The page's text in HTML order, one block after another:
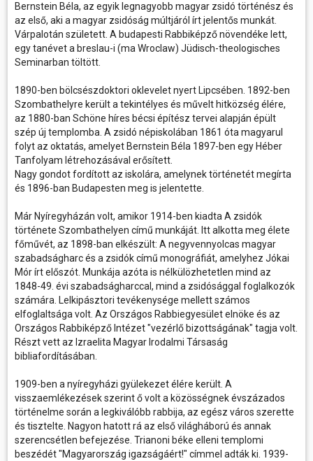
Bernstein Béla, az egyik legnagyobb magyar zsidó történész és
az első, aki a magyar zsidóság múltjáról írt jelentős munkát.
Várpalotán született. A budapesti Rabbiképző növendéke lett,
egy tanévet a breslau-i (ma Wroclaw) Jüdisch-theologisches
Seminarban töltött.
1890-ben bölcsészdoktori oklevelet nyert Lipcsében. 1892-ben
Szombathelyre került a tekintélyes és művelt hitközség élére,
az 1880-ban Schöne híres bécsi építész tervei alapján épült
szép új templomba. A zsidó népiskolában 1861 óta magyarul
folyt az oktatás, amelyet Bernstein Béla 1897-ben egy Héber
Tanfolyam létrehozásával erősített.
Nagy gondot fordított az iskolára, amelynek történetét megírta
és 1896-ban Budapesten meg is jelentette.
Már Nyíregyházán volt, amikor 1914-ben kiadta A zsidók
története Szombathelyen című munkáját. Itt alkotta meg élete
főművét, az 1898-ban elkészült: A negyvennyolcas magyar
szabadságharc és a zsidók című monográfiát, amelyhez Jókai
Mór írt előszót. Munkája azóta is nélkülözhetetlen mind az
1848-49. évi szabadságharccal, mind a zsidósággal foglalkozók
számára. Lelkipásztori tevékenysége mellett számos
elfoglaltsága volt. Az Országos Rabbiegyesület elnöke és az
Országos Rabbiképző Intézet "vezérlő bizottságának" tagja volt.
Részt vett az Izraelita Magyar Irodalmi Társaság
bibliafordításában.
1909-ben a nyíregyházi gyülekezet élére került. A
visszaemlékezések szerint ő volt a közösségnek évszázados
történelme során a legkiválóbb rabbija, az egész város szerette
és tisztelte. Nagyon hatott rá az első világháború és annak
szerencsétlen befejezése. Trianoni béke elleni templomi
beszédét "Magyarország igazságáért!" címmel adták ki. 1939-